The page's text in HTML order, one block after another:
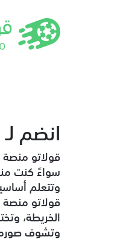
انضم لـ 13 مليون رياضي يلعبون ويتعلمون في قولاتو
قولاتو منصة
سواءً كنت
وتتعلم
قولاتو
الخريطة،
وتشوف